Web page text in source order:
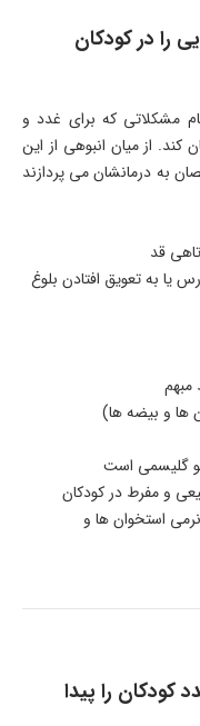
را در کودکان
مشکلاتی که برای غدد و
از میان انبوهی از این
به درمانشان می پردازند
قد
یا به تعویق افتادن بلوغ
مبهم
ها و بیضه ها)
گلیسمی است
و مفرط در کودکان
استخوان ها و
را پیدا